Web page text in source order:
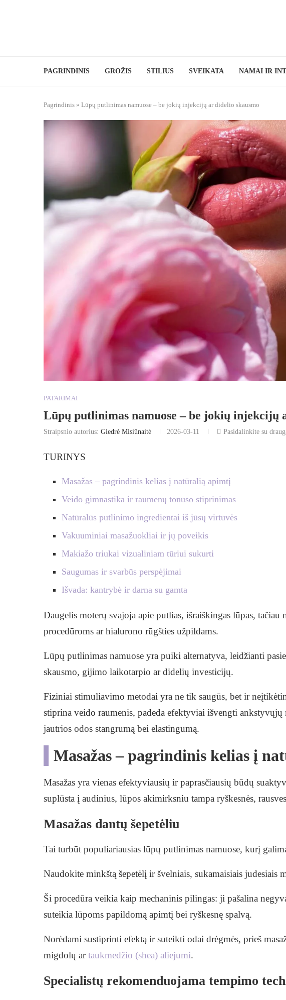
PAGRINDINIS GROŽIS STILIUS SVEIKATA NAMAI IR
Pagrindinis » Lūpų putlinimas namuose – be jokių injekcijų ar didelio skausmo
PATARIMAI
Lūpų putlinimas namuose – be jokių injekcijų
Straipsnio autorius: Giedrė Misiūnaitė 2026-03-11 Pasidalinkite su
TURINYS
Masažas – pagrindinis kelias į natūralią apimtį
Veido gimnastika ir raumenų tonuso stiprinimas
Natūralūs putlinimo ingredientai iš jūsų virtuvės
Vakuuminiai masažuokliai ir jų poveikis
Makiažo triukai vizualiniam tūriui sukurti
Saugumas ir svarbūs perspėjimai
Išvada: kantrybė ir darna su gamta
Daugelis moterų svajoja apie putlias, išraiškingas lūpas, tačiau
procedūroms ar hialurono rūgšties užpildams.
Lūpų putlinimas namuose yra puiki alternatyva, leidžianti
skausmo, gijimo laikotarpio ar didelių investicijų.
Fiziniai stimuliavimo metodai yra ne tik saugūs, bet ir
stiprina veido raumenis, padeda efektyviai išvengti
jautrios odos stangrumą bei elastingumą.
Masažas – pagrindinis kelias į
Masažas yra vienas efektyviausių ir paprasčiausių būdų
suplūsta į audinius, lūpos akimirksniu tampa ryškesnės,
Masažas dantų šepetėliu
Tai turbūt populiariausias lūpų putlinimas namuose, kurį
Naudokite minkštą šepetėlį ir švelniais, sukamaisiais judesiais
Ši procedūra veikia kaip mechaninis pilingas: ji pašalina
suteikia lūpoms papildomą apimtį bei ryškesnę spalvą.
Norėdami sustiprinti efektą ir suteikti odai drėgmės, prieš
migdolų artaukmedžio (shea) aliejumi.
Specialistų rekomenduojama tempimo